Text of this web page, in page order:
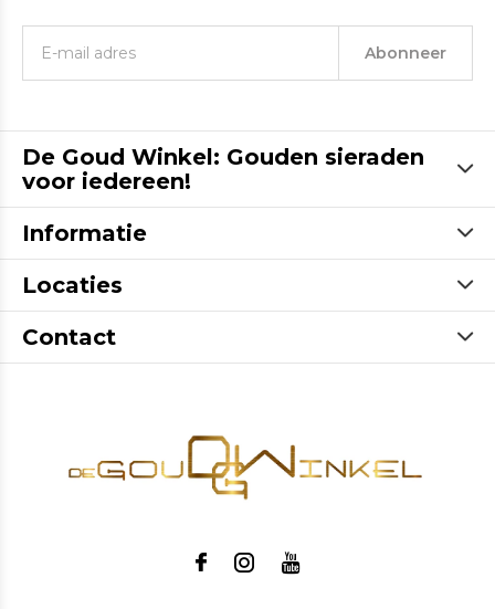
Abonneer
De Goud Winkel: Gouden sieraden
voor iedereen!
Informatie
Locaties
Contact